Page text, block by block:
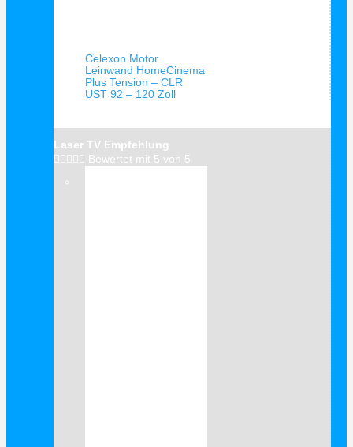
Celexon Motor
Leinwand HomeCinema
Plus Tension – CLR
UST 92 – 120 Zoll
Laser TV Empfehlung
     Bewertet mit 5 von 5